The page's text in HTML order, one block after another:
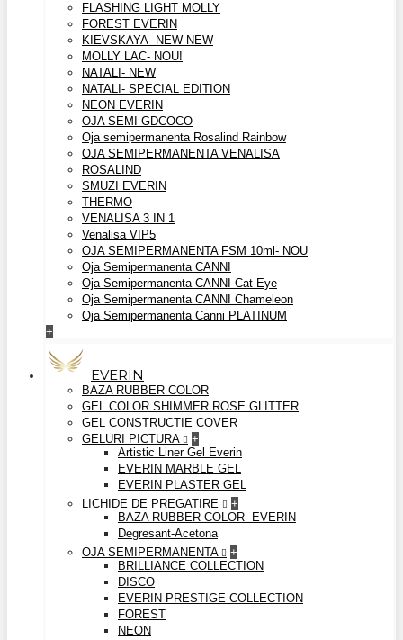
FLASHING LIGHT MOLLY
FOREST EVERIN
KIEVSKAYA- NEW NEW
MOLLY LAC- NOU!
NATALI- NEW
NATALI- SPECIAL EDITION
NEON EVERIN
OJA SEMI GDCOCO
Oja semipermanenta Rosalind Rainbow
OJA SEMIPERMANENTA VENALISA
ROSALIND
SMUZI EVERIN
THERMO
VENALISA 3 IN 1
Venalisa VIP5
OJA SEMIPERMANENTA FSM 10ml- NOU
Oja Semipermanenta CANNI
Oja Semipermanenta CANNI Cat Eye
Oja Semipermanenta CANNI Chameleon
Oja Semipermanenta Canni PLATINUM
+
EVERIN
BAZA RUBBER COLOR
GEL COLOR SHIMMER ROSE GLITTER
GEL CONSTRUCTIE COVER
GELURI PICTURA
+
Artistic Liner Gel Everin
EVERIN MARBLE GEL
EVERIN PLASTER GEL
LICHIDE DE PREGATIRE
+
BAZA RUBBER COLOR- EVERIN
Degresant-Acetona
OJA SEMIPERMANENTA
+
BRILLIANCE COLLECTION
DISCO
EVERIN PRESTIGE COLLECTION
FOREST
NEON